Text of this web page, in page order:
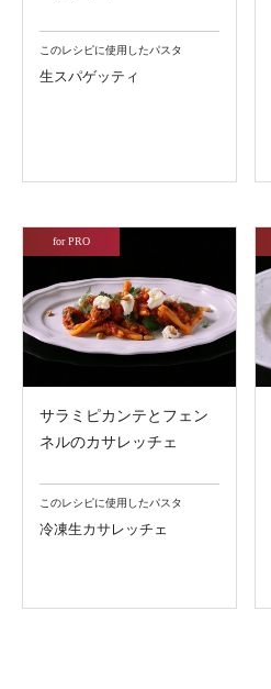
このレシピに使用したパスタ
生スパゲッティ
for PRO
サラミピカンテとフェン
ネルのカサレッチェ
このレシピに使用したパスタ
冷凍生カサレッチェ